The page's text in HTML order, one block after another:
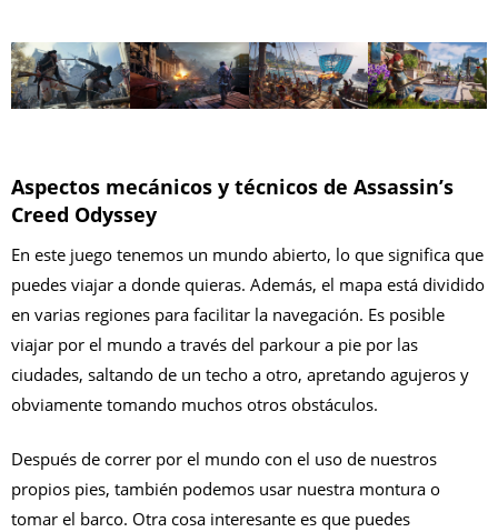
Aspectos mecánicos y técnicos de Assassin’s
Creed Odyssey
En este juego tenemos un mundo abierto, lo que significa que
puedes viajar a donde quieras. Además, el mapa está dividido
en varias regiones para facilitar la navegación. Es posible
viajar por el mundo a través del parkour a pie por las
ciudades, saltando de un techo a otro, apretando agujeros y
obviamente tomando muchos otros obstáculos.
Después de correr por el mundo con el uso de nuestros
propios pies, también podemos usar nuestra montura o
tomar el barco. Otra cosa interesante es que puedes